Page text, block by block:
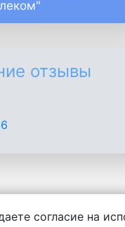
отзывы
сайта не несет
согласие на